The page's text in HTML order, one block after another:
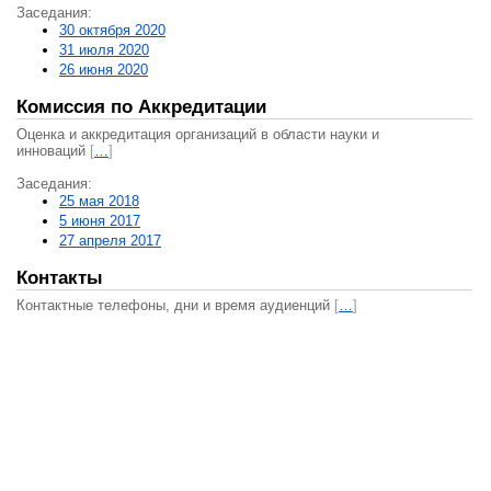
Заседания:
30 октября 2020
31 июля 2020
26 июня 2020
Комиссия по Аккредитации
Оценка и аккредитация организаций в области науки и
инноваций […]
Заседания:
25 мая 2018
5 июня 2017
27 апреля 2017
Контакты
Контактные телефоны, дни и время аудиенций […]